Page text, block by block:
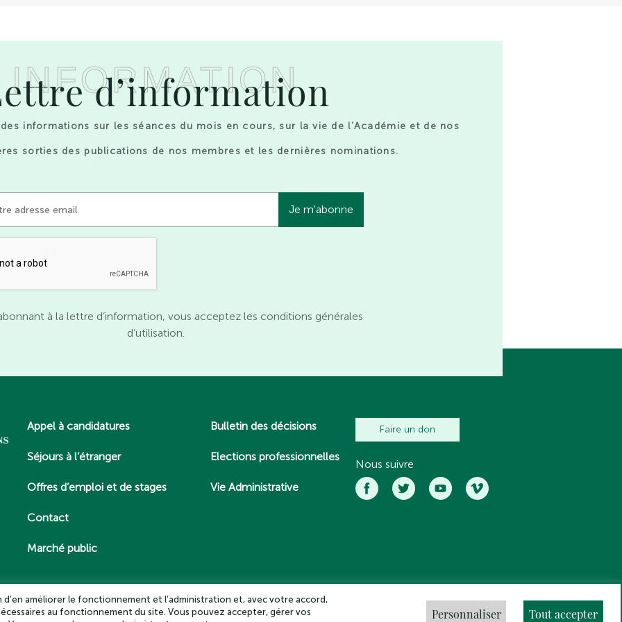
INFORMATION
d’information
informations sur les séances du mois en cours, sur la vie de l’Académie et de nos
sorties des publications de nos membres et les dernières nominations.
à la lettre d’information, vous acceptez les conditions générales
d’utilisation.
Appel à candidatures
Séjours à l’étranger
Offres d’emploi et de stages
Contact
Marché public
Bulletin des décisions
Elections professionnelles
Vie Administrative
Faire un don
Nous suivre
améliorer le fonctionnement et l’administration et, avec votre accord,
au fonctionnement du site. Vous pouvez accepter, gérer vos
Personnaliser Tout accepter